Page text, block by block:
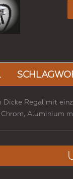
Regal mit
Aluminium